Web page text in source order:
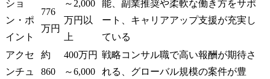
ショ
ン・ポ
イント
776
万円
～2,000
万円以
上
能、副業推奨や柔軟な働き方をサポ
ート、キャリアアップ支援が充実し
ている
アクセ
ンチュ
約
860
400万円
～6,000
戦略コンサル職で高い報酬が期待さ
れる、グローバル規模の案件が豊